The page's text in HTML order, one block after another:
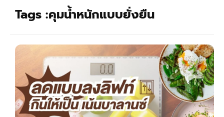
Tags :คุมน้ำหนักแบบยั่งยืน